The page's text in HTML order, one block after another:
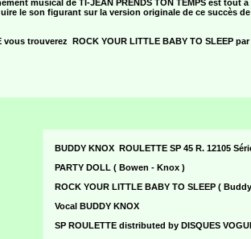
musical de TI-JEAN PRENDS TON TEMPS est
le son figurant sur la version originale de ce succès de
vous trouverez ROCK YOUR LITTLE BABY TO SLEEP
BUDDY KNOX ROULETTE SP 45 R. 12105
PARTY DOLL ( Bowen - Knox )
ROCK YOUR LITTLE BABY TO SLEEP (
Vocal BUDDY KNOX
SP ROULETTE distributed by DISQUES